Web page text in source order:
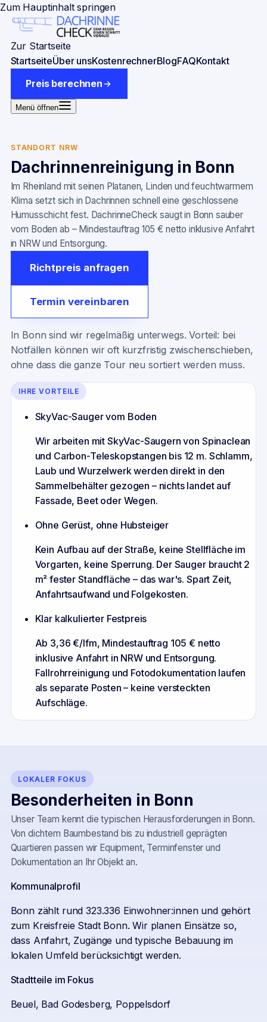
Zum Hauptinhalt springen
Zur Startseite
StartseiteÜber unsKostenrechnerBlogFAQKontakt
Preis berechnen
Menü öffnen
STANDORT NRW
Dachrinnenreinigung in Bonn
Im Rheinland mit seinen Platanen, Linden und feuchtwarmem
Klima setzt sich in Dachrinnen schnell eine geschlossene
Humusschicht fest. DachrinneCheck saugt in Bonn sauber
vom Boden ab – Mindestauftrag 105 € netto inklusive Anfahrt
in NRW und Entsorgung.
Richtpreis anfragen
Termin vereinbaren
In Bonn sind wir regelmäßig unterwegs. Vorteil: bei
Notfällen können wir oft kurzfristig zwischenschieben,
ohne dass die ganze Tour neu sortiert werden muss.
IHRE VORTEILE
SkyVac-Sauger vom Boden
Wir arbeiten mit SkyVac-Saugern von Spinaclean
und Carbon-Teleskopstangen bis 12 m. Schlamm,
Laub und Wurzelwerk werden direkt in den
Sammelbehälter gezogen – nichts landet auf
Fassade, Beet oder Wegen.
Ohne Gerüst, ohne Hubsteiger
Kein Aufbau auf der Straße, keine Stellfläche im
Vorgarten, keine Sperrung. Der Sauger braucht 2
m² fester Standfläche – das war's. Spart Zeit,
Anfahrtsaufwand und Folgekosten.
Klar kalkulierter Festpreis
Ab 3,36 €/lfm, Mindestauftrag 105 € netto
inklusive Anfahrt in NRW und Entsorgung.
Fallrohrreinigung und Fotodokumentation laufen
als separate Posten – keine versteckten
Aufschläge.
LOKALER FOKUS
Besonderheiten in Bonn
Unser Team kennt die typischen Herausforderungen in Bonn.
Von dichtem Baumbestand bis zu industriell geprägten
Quartieren passen wir Equipment, Terminfenster und
Dokumentation an Ihr Objekt an.
Kommunalprofil
Bonn zählt rund 323.336 Einwohner:innen und gehört
zum Kreisfreie Stadt Bonn. Wir planen Einsätze so,
dass Anfahrt, Zugänge und typische Bebauung im
lokalen Umfeld berücksichtigt werden.
Stadtteile im Fokus
Beuel, Bad Godesberg, Poppelsdorf